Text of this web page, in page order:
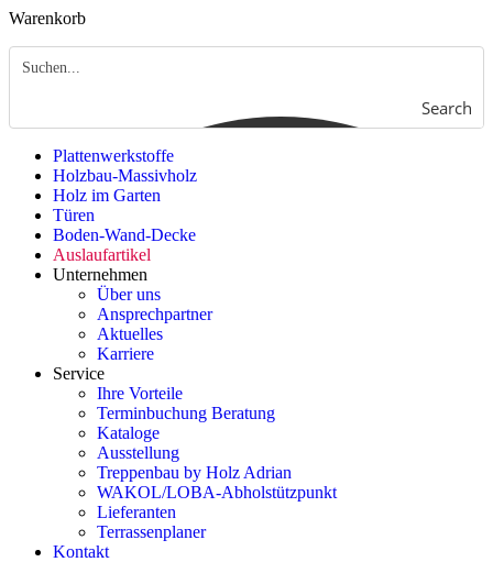
Warenkorb
Search
Plattenwerkstoffe
Holzbau-Massivholz
Holz im Garten
Türen
Boden-Wand-Decke
Auslaufartikel
Unternehmen
Über uns
Ansprechpartner
Aktuelles
Karriere
Service
Ihre Vorteile
Terminbuchung Beratung
Kataloge
Ausstellung
Treppenbau by Holz Adrian
WAKOL/LOBA-Abholstützpunkt
Lieferanten
Terrassenplaner
Kontakt